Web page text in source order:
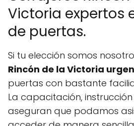
Victoria expertos
de puertas.
Si tu elección somos
Rincón de la Victoria
puertas con bastante
La capacitación,
aseguran que podamos